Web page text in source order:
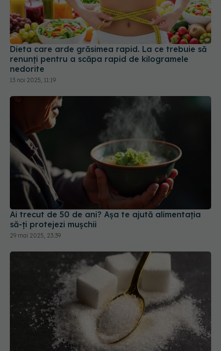
Dieta care arde grăsimea rapid. La ce trebuie să
renunți pentru a scăpa rapid de kilogramele
nedorite
13 noi 2025, 11:19
Ai trecut de 50 de ani? Așa te ajută alimentația
să-ți protejezi mușchii
29 mai 2025, 23:39